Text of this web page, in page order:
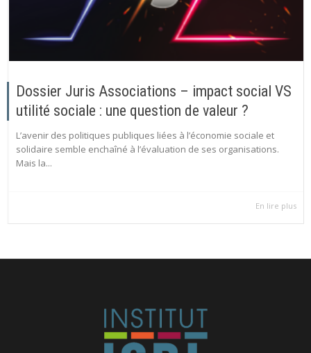
Dossier Juris Associations – impact social VS
utilité sociale : une question de valeur ?
L’avenir des politiques publiques liées à l’économie sociale et
solidaire semble enchaîné à l’évaluation de ses organisations.
Mais la...
En lire plus